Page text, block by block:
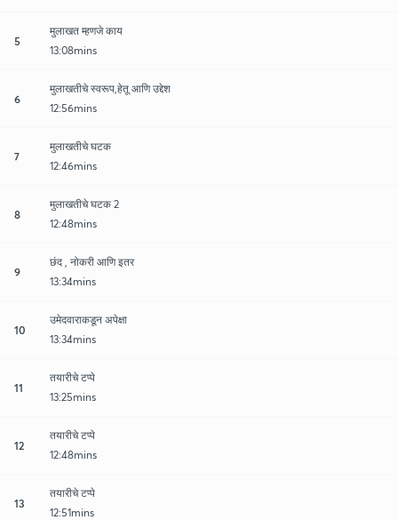
5
मुलाखत म्हणजे काय
13:08mins
6
मुलाखतीचे स्वरूप,हेतू आणि उद्देश
12:56mins
7
मुलाखतीचे घटक
12:46mins
8
मुलाखतीचे घटक 2
12:48mins
9
छंद , नोकरी आणि इतर
13:34mins
10
उमेदवाराकडून अपेक्षा
13:34mins
11
तयारीचे टप्पे
13:25mins
12
तयारीचे टप्पे
12:48mins
13
तयारीचे टप्पे
12:51mins